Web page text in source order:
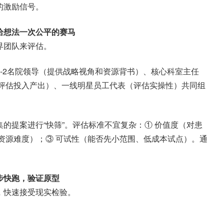
励信号。
法一次公平的赛马
队来评估。
院领导（提供战略视角和资源背书）、核心科室主任
估投入产出）、一线明星员工代表（评估实操性）共同组
案进行“快筛”。评估标准不宜复杂：① 价值度（对患
难度）；③ 可试性（能否先小范围、低成本试点）。通
跑，验证原型
速接受现实检验。